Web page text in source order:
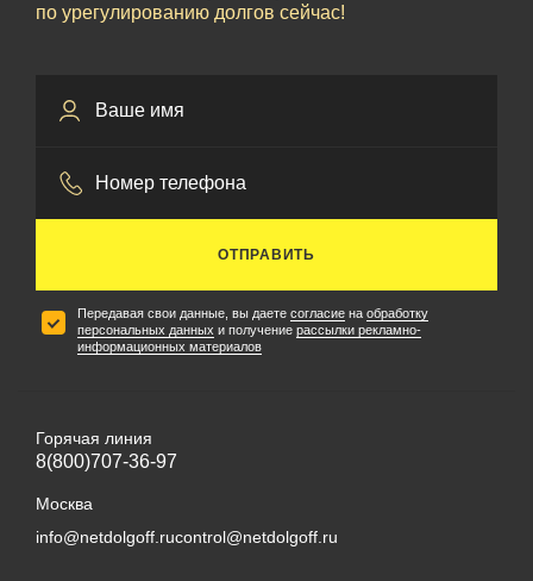
по урегулированию долгов сейчас!
ОТПРАВИТЬ
Передавая свои данные, вы даете согласие на обработку
персональных данных и получение рассылки рекламно-
информационных материалов
Горячая линия
8(800)707-36-97
Москва
info@netdolgoff.rucontrol@netdolgoff.ru